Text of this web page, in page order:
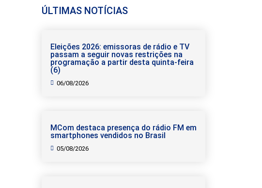
ÚLTIMAS NOTÍCIAS
Eleições 2026: emissoras de rádio e TV
passam a seguir novas restrições na
programação a partir desta quinta-feira
(6)
06/08/2026
MCom destaca presença do rádio FM em
smartphones vendidos no Brasil
05/08/2026